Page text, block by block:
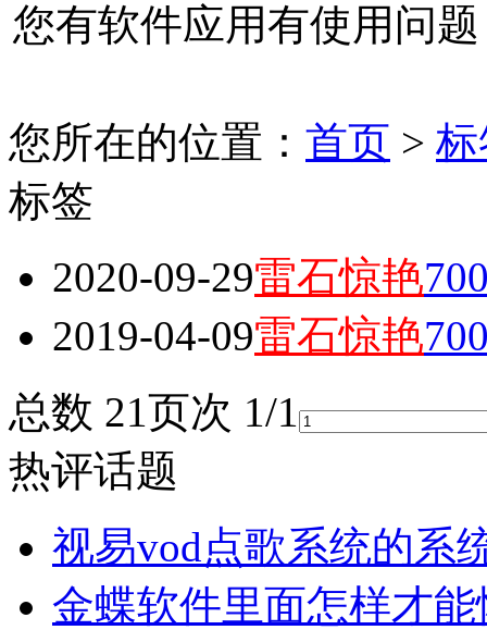
您有软件应用有使用问
您所在的位置： 首页 >
标签
2020-09-29雷石惊艳
2019-04-09雷石惊艳
总数 21页次 1/1
热评话题
视易vod点歌系统的系
金蝶软件里面怎样才